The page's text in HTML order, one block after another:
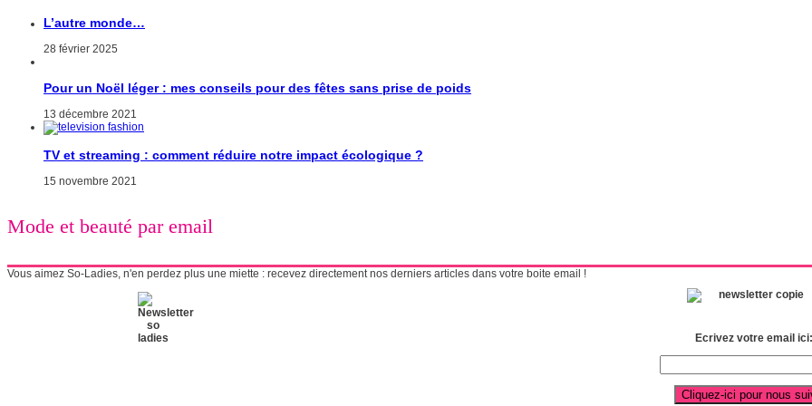
L’autre monde…
28 février 2025
Pour un Noël léger : mes conseils pour des fêtes sans prise de poids
13 décembre 2021
TV et streaming : comment réduire notre impact écologique ?
15 novembre 2021
Mode et beauté par email
Vous aimez So-Ladies, n'en perdez plus une miette : recevez directement nos derniers articles dans votre boite email !
Ecrivez votre email ici: